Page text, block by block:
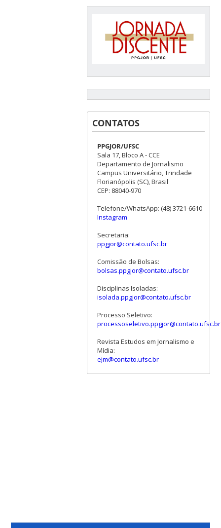
CONTATOS
PPGJOR/UFSC
Sala 17, Bloco A - CCE
Departamento de Jornalismo
Campus Universitário, Trindade
Florianópolis (SC), Brasil
CEP: 88040-970
Telefone/WhatsApp: (48) 3721-6610
Instagram
Secretaria:
ppgjor@contato.ufsc.br
Comissão de Bolsas:
bolsas.ppgjor@contato.ufsc.br
Disciplinas Isoladas:
isolada.ppgjor@contato.ufsc.br
Processo Seletivo:
processoseletivo.ppgjor@contato.ufsc.br
Revista Estudos em Jornalismo e
Mídia:
ejm@contato.ufsc.br